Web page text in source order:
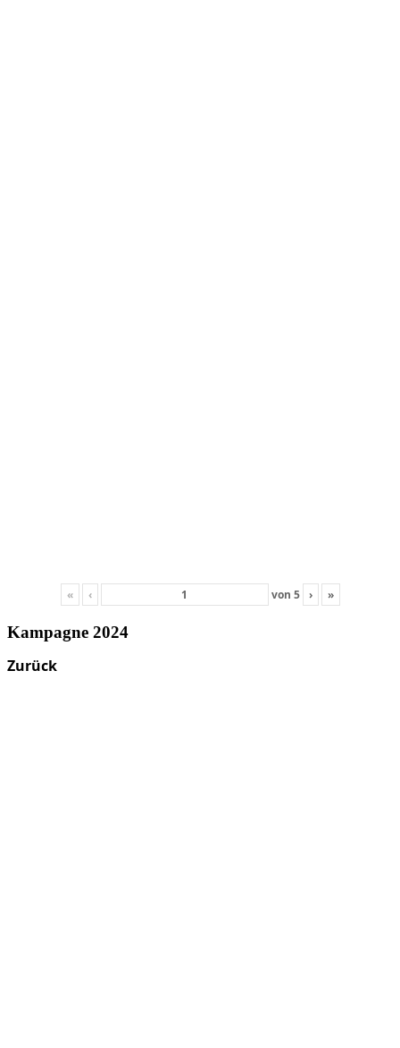
« ‹ von 5 › »
Kampagne 2024
Zurück